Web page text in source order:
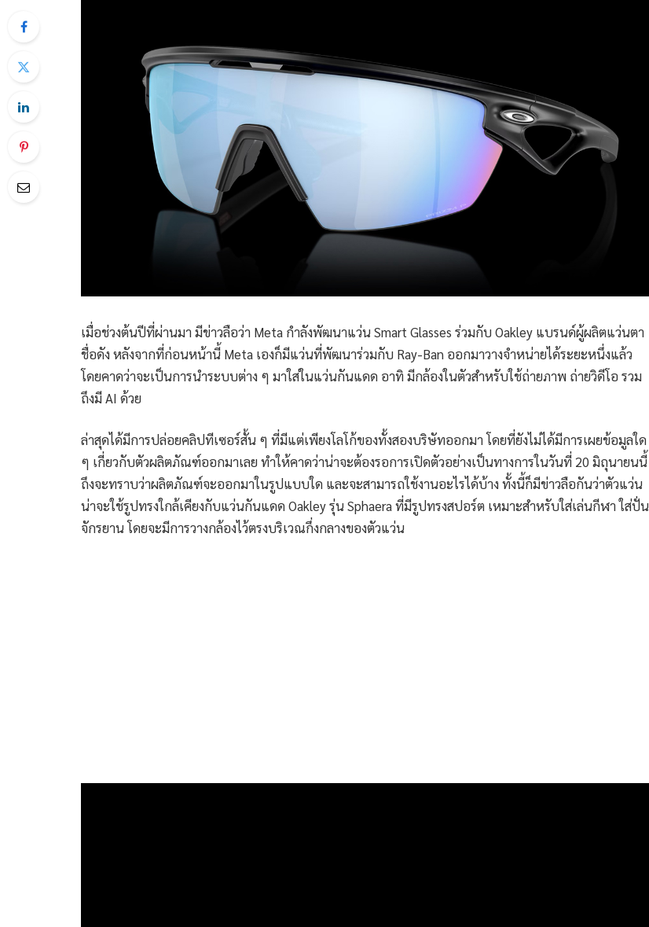
เมื่อช่วงต้นปีที่ผ่านมา มีข่าวลือว่า Meta กำลังพัฒนาแว่น Smart Glasses ร่วมกับ Oakley แบรนด์ผู้ผลิตแว่นตา
ชื่อดัง หลังจากที่ก่อนหน้านี้ Meta เองก็มีแว่นที่พัฒนาร่วมกับ Ray-Ban ออกมาวางจำหน่ายได้ระยะหนึ่งแล้ว
โดยคาดว่าจะเป็นการนำระบบต่าง ๆ มาใส่ในแว่นกันแดด อาทิ มีกล้องในตัวสำหรับใช้ถ่ายภาพ ถ่ายวิดีโอ รวม
ถึงมี AI ด้วย
ล่าสุดได้มีการปล่อยคลิปทีเซอร์สั้น ๆ ที่มีแต่เพียงโลโก้ของทั้งสองบริษัทออกมา โดยที่ยังไม่ได้มีการเผยข้อมูลใด
ๆ เกี่ยวกับตัวผลิตภัณฑ์ออกมาเลย ทำให้คาดว่าน่าจะต้องรอการเปิดตัวอย่างเป็นทางการในวันที่ 20 มิถุนายนนี้
ถึงจะทราบว่าผลิตภัณฑ์จะออกมาในรูปแบบใด และจะสามารถใช้งานอะไรได้บ้าง ทั้งนี้ก็มีข่าวลือกันว่าตัวแว่น
น่าจะใช้รูปทรงใกล้เคียงกับแว่นกันแดด Oakley รุ่น Sphaera ที่มีรูปทรงสปอร์ต เหมาะสำหรับใส่เล่นกีฬา ใส่ปั่น
จักรยาน โดยจะมีการวางกล้องไว้ตรงบริเวณกึ่งกลางของตัวแว่น